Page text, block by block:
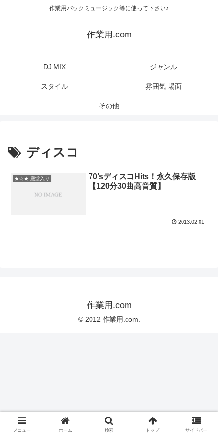
作業用バックミュージック等に使って下さい♪
作業用.com
DJ MIX ジャンル
スタイル 雰囲気 場面
その他
ディスコ
★☆★ 殿堂入り
70’sディスコHits！永久保存版
【120分30曲高音質】
2013.02.01
作業用.com
© 2012 作業用.com.
メニュー ホーム 検索 トップ サイドバー